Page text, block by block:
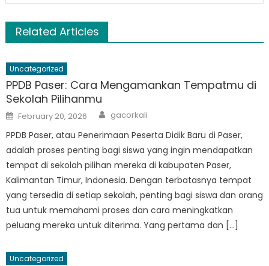
Related Articles
Uncategorized
PPDB Paser: Cara Mengamankan Tempatmu di
Sekolah Pilihanmu
Posted
on
February 20, 2026 Author
gacorkali
PPDB Paser, atau Penerimaan Peserta Didik Baru di Paser,
adalah proses penting bagi siswa yang ingin mendapatkan
tempat di sekolah pilihan mereka di kabupaten Paser,
Kalimantan Timur, Indonesia. Dengan terbatasnya tempat
yang tersedia di setiap sekolah, penting bagi siswa dan orang
tua untuk memahami proses dan cara meningkatkan
peluang mereka untuk diterima. Yang pertama dan […]
Uncategorized